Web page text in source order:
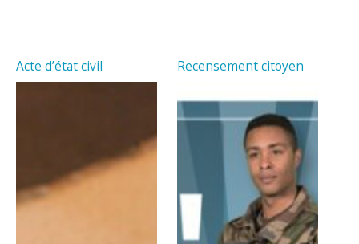
Acte d’état civil Recensement citoyen